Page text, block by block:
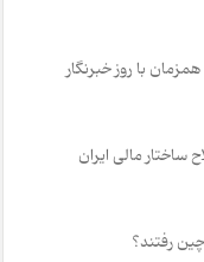
با روز خبرنگار
ساختار مالی ایران
رفتند؟